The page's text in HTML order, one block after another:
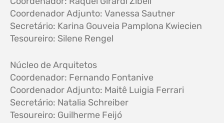
Coordenador Adjunto: Vanessa Sautner
Secretário: Karina Gouveia Pamplona Kwiecien
Tesoureiro: Silene Rengel
Núcleo de Arquitetos
Coordenador: Fernando Fontanive
Coordenador Adjunto: Maitê Luigia Ferrari
Secretário: Natalia Schreiber
Tesoureiro: Guilherme Feijó